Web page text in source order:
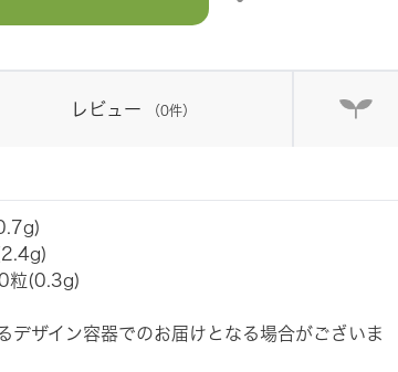
レビュー （0件）
粒(0.3g)
デザイン容器でのお届けとなる場合がございま